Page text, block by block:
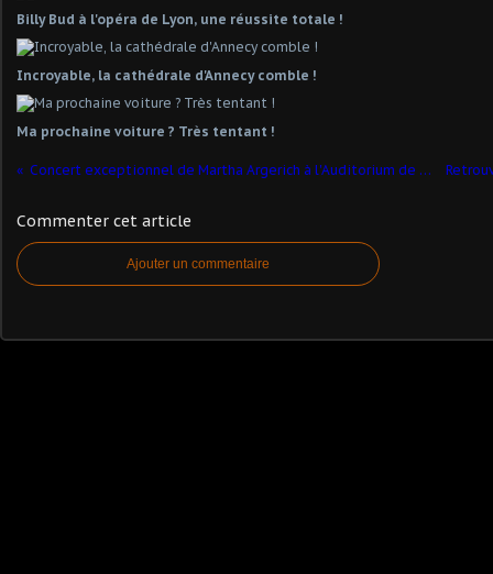
Billy Bud à l'opéra de Lyon, une réussite totale !
Incroyable, la cathédrale d'Annecy comble !
Ma prochaine voiture ? Très tentant !
Concert exceptionnel de Martha Argerich à l'Auditorium de Lyon
Commenter cet article
Ajouter un commentaire